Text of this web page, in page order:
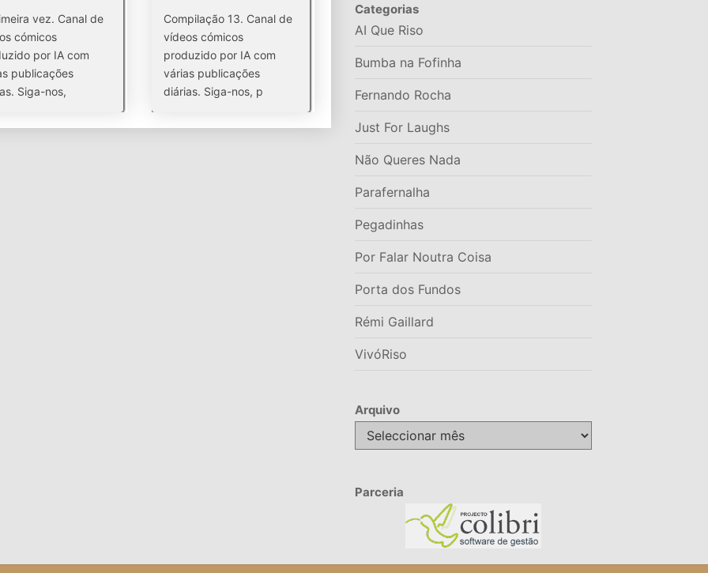
vez. Canal de
cómicos
por IA com
publicações
Siga-nos,
Compilação 13. Canal de
vídeos cómicos
produzido por IA com
várias publicações
diárias. Siga-nos, p
Categorias
AI Que Riso
Bumba na Fofinha
Fernando Rocha
Just For Laughs
Não Queres Nada
Parafernalha
Pegadinhas
Por Falar Noutra Coisa
Porta dos Fundos
Rémi Gaillard
VivóRiso
Arquivo
Arquivo
Parceria